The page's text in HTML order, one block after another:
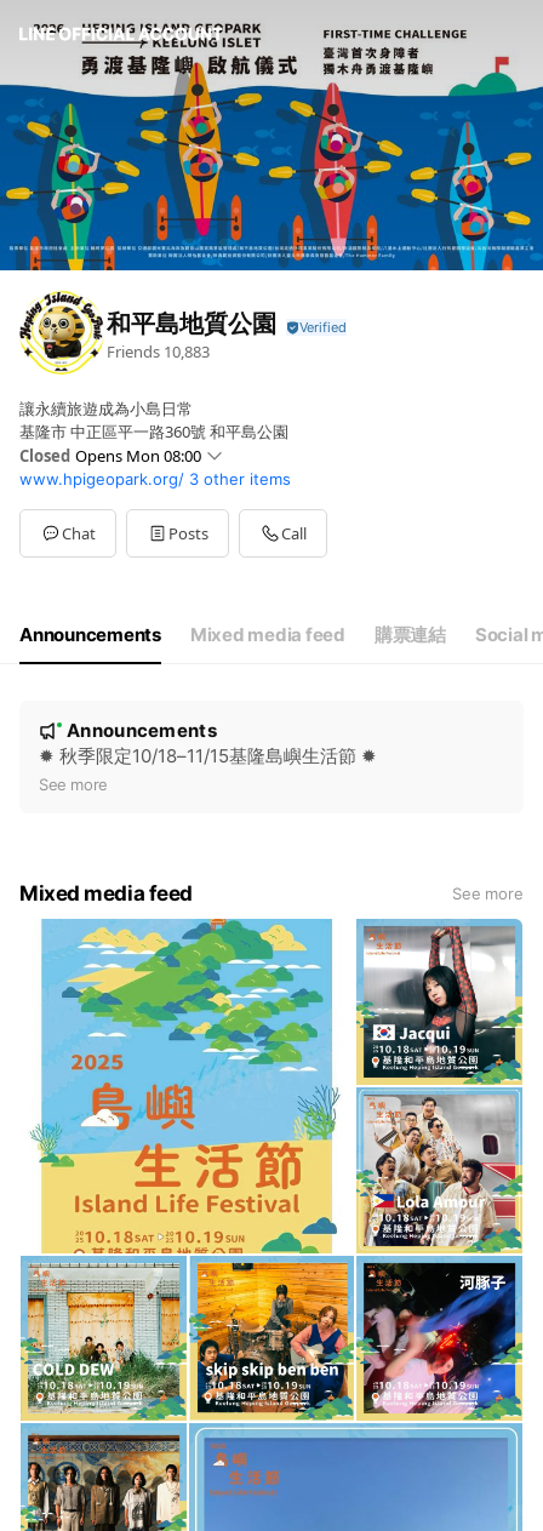
和平島地質公園
Friends 10,883
讓永續旅遊成為小島日常
基隆市 中正區平一路360號 和平島公園
Closed Opens Mon 08:00
Sun08:00 - 18:00
Mon08:00 - 18:00
Tue08:00 - 18:00
Wed08:00 - 18:00
08:00-18:00（17:00最後售票）
www.hpigeopark.org/ 3 other items
Chat Posts Call
Announcements Mixed media feed 購票連結 Social
e
New
Announcements
✹ 秋季限定10/18–11/15基隆島嶼生活節 ✹
See more
Mixed media feed See more